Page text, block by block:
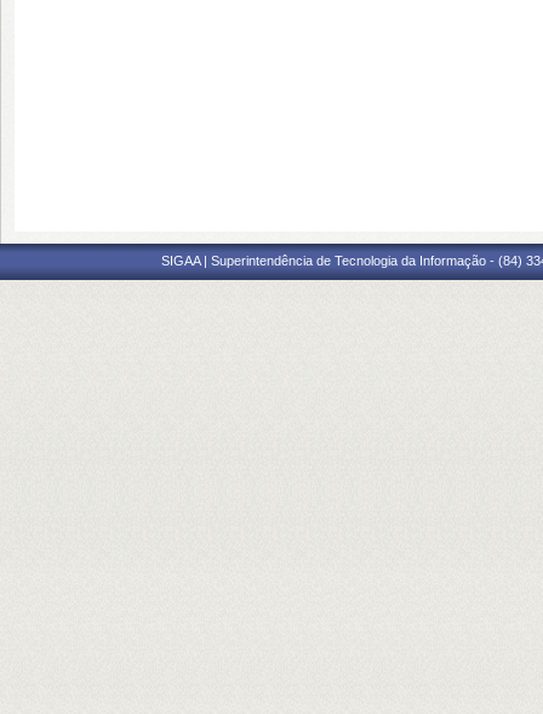
SIGAA | Superintendência de Tecnologia da Informação - (84)